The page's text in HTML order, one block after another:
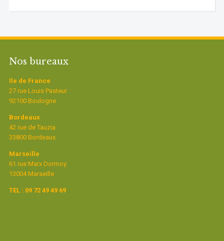
Nos bureaux
Ile de France
27 rue Louis Pasteur
92100 Boulogne
Bordeaux
42 rue de Tauzia
33800 Bordeaux
Marseille
61 rue Marx Dormoy
13004 Marseille
TEL : 09 72 49 49 69